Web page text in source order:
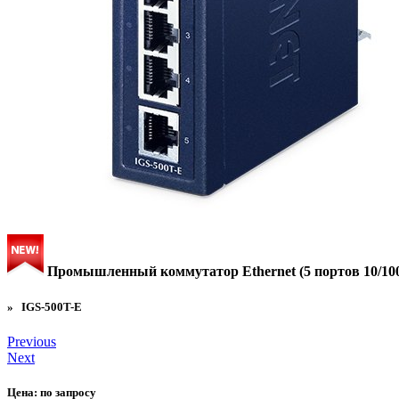
Промышленный коммутатор Ethernet (5 портов 10/
» IGS-500T-E
Previous
Next
Цена: по запросу